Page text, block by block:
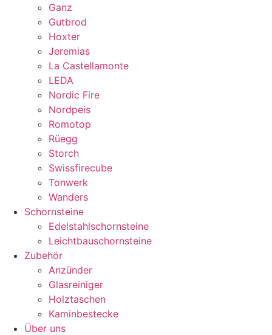
Ganz
Gutbrod
Hoxter
Jeremias
La Castellamonte
LEDA
Nordic Fire
Nordpeis
Romotop
Rüegg
Storch
Swissfirecube
Tonwerk
Wanders
Schornsteine
Edelstahlschornsteine
Leichtbauschornsteine
Zubehör
Anzünder
Glasreiniger
Holztaschen
Kaminbestecke
Über uns